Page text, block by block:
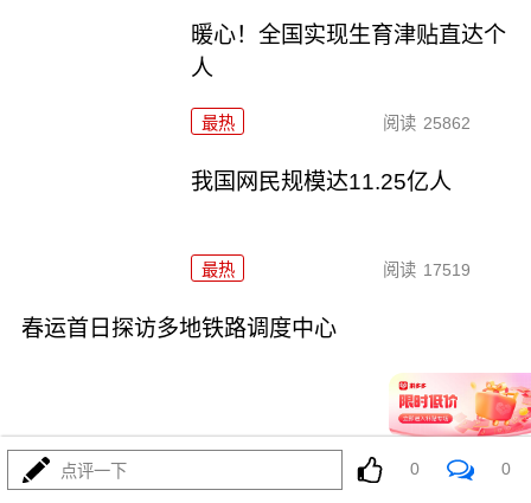
暖心！全国实现生育津贴直达个
人
最热 阅读 25862
我国网民规模达11.25亿人
最热 阅读 17519
春运首日探访多地铁路调度中心
最热 阅读 30445
点评一下 0 0